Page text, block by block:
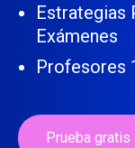
Estrategias
Exámenes
Profesores
Prueba gratis